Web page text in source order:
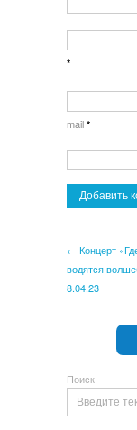
*
mail *
← Концерт
водятся
8.04.23
Поиск